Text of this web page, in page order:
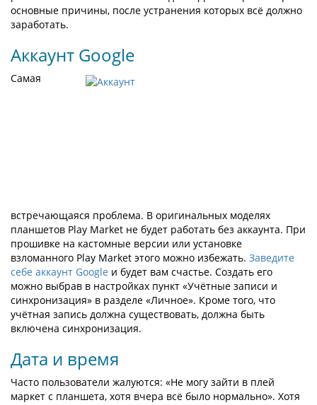
основные причины, после устранения которых всё должно
заработать.
Аккаунт Google
Самая
встречающаяся проблема. В оригинальных моделях
планшетов Play Market не будет работать без аккаунта. При
прошивке на кастомные версии или установке
взломанного Play Market этого можно избежать. Заведите
себе аккаунт Google и будет вам счастье. Создать его
можно выбрав в настройках пункт «Учётные записи и
синхронизация» в разделе «Личное». Кроме того, что
учётная запись должна существовать, должна быть
включена синхронизация.
Дата и время
Часто пользователи жалуются: «Не могу зайти в плей
маркет с планшета, хотя вчера всё было нормально». Хотя